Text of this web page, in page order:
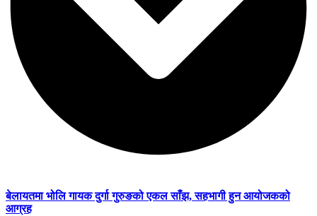
बेलायतमा भोलि गायक दुर्गा गुरुङको एकल साँझ, सहभागी हुन आयोजकको
आग्रह